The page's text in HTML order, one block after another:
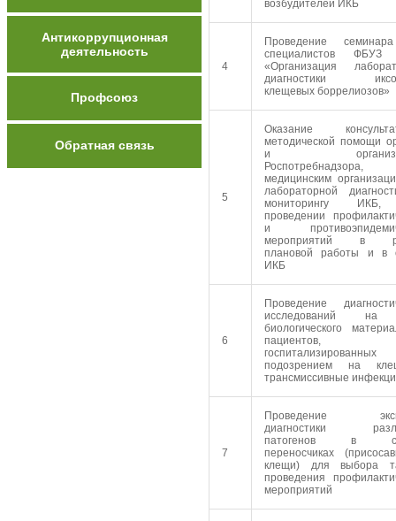
Антикоррупционная
деятельность
Профсоюз
Обратная связь
возбудителей ИКБ
4
Проведение
специалистов ФБУЗ
«Организация
диагностики
клещевых боррелиозов»
5
Оказание
методической помощи
и
Роспотребнадзора,
медицинским
лабораторной
мониторингу
проведении
и
мероприятий в
плановой работы и в
ИКБ
6
Проведение
исследований
биологического
пациентов,
подозрением на
трансмиссивные
7
Проведение
диагностики
патогенов в
переносчиках
клещи) для выбора
проведения
мероприятий